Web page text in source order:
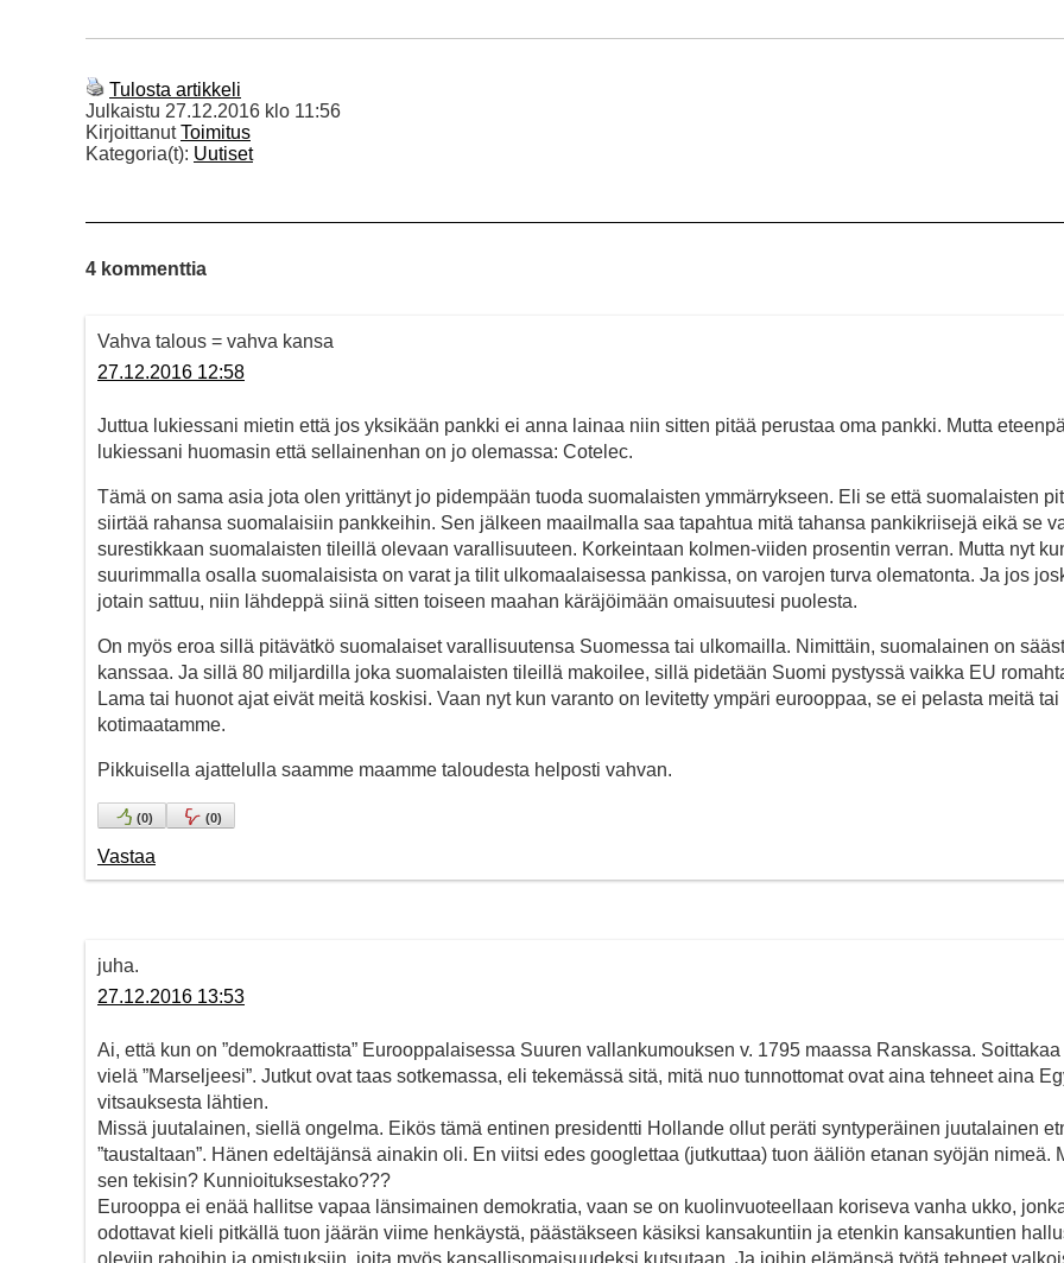
Tulosta artikkeli
Julkaistu 27.12.2016 klo 11:56
KirjoittanutToimitus
Kategoria(t): Uutiset
4 kommenttia
Vahva talous = vahva kansa
27.12.2016 12:58
Juttua lukiessani mietin että jos yksikään pankki ei anna lainaa niin sitten pitää perustaa oma pankki. Mutta
lukiessani huomasin että sellainenhan on jo olemassa: Cotelec.
Tämä on sama asia jota olen yrittänyt jo pidempään tuoda suomalaisten ymmärrykseen. Eli se että suomalaisten
siirtää rahansa suomalaisiin pankkeihin. Sen jälkeen maailmalla saa tapahtua mitä tahansa pankikriisejä eikä se
surestikkaan suomalaisten tileillä olevaan varallisuuteen. Korkeintaan kolmen-viiden prosentin verran. Mutta nyt
suurimmalla osalla suomalaisista on varat ja tilit ulkomaalaisessa pankissa, on varojen turva olematonta. Ja jos
jotain sattuu, niin lähdeppä siinä sitten toiseen maahan käräjöimään omaisuutesi puolesta.
On myös eroa sillä pitävätkö suomalaiset varallisuutensa Suomessa tai ulkomailla. Nimittäin, suomalainen on
kanssaa. Ja sillä 80 miljardilla joka suomalaisten tileillä makoilee, sillä pidetään Suomi pystyssä vaikka EU
Lama tai huonot ajat eivät meitä koskisi. Vaan nyt kun varanto on levitetty ympäri eurooppaa, se ei pelasta meitä tai
kotimaatamme.
Pikkuisella ajattelulla saamme maamme taloudesta helposti vahvan.
(0) (0)
Vastaa
juha.
27.12.2016 13:53
Ai, että kun on ”demokraattista” Eurooppalaisessa Suuren vallankumouksen v. 1795 maassa Ranskassa. Soittakaa
vielä ”Marseljeesi”. Jutkut ovat taas sotkemassa, eli tekemässä sitä, mitä nuo tunnottomat ovat aina tehneet aina
vitsauksesta lähtien.
Missä juutalainen, siellä ongelma. Eikös tämä entinen presidentti Hollande ollut peräti syntyperäinen juutalainen
”taustaltaan”. Hänen edeltäjänsä ainakin oli. En viitsi edes googlettaa (jutkuttaa) tuon ääliön etanan syöjän nimeä.
sen tekisin? Kunnioituksestako???
Eurooppa ei enää hallitse vapaa länsimainen demokratia, vaan se on kuolinvuoteellaan koriseva vanha ukko,
odottavat kieli pitkällä tuon jäärän viime henkäystä, päästäkseen käsiksi kansakuntiin ja etenkin kansakuntien